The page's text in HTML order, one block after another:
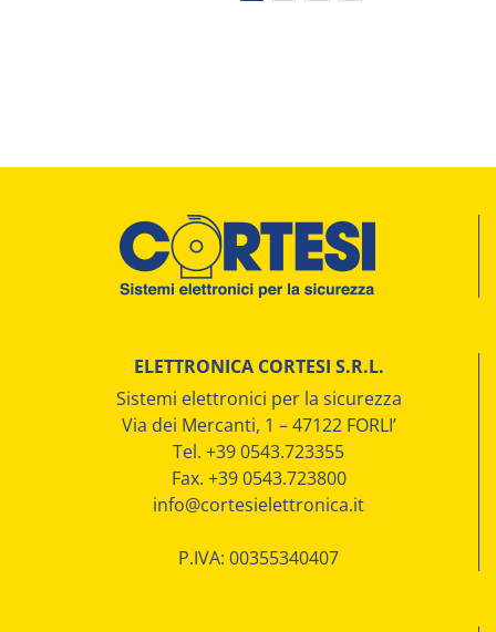
ELETTRONICA CORTESI S.R.L.
Sistemi elettronici per la sicurezza
Via dei Mercanti, 1 – 47122 FORLI’
Tel. +39 0543.723355
Fax. +39 0543.723800
info@cortesielettronica.it
P.IVA: 00355340407